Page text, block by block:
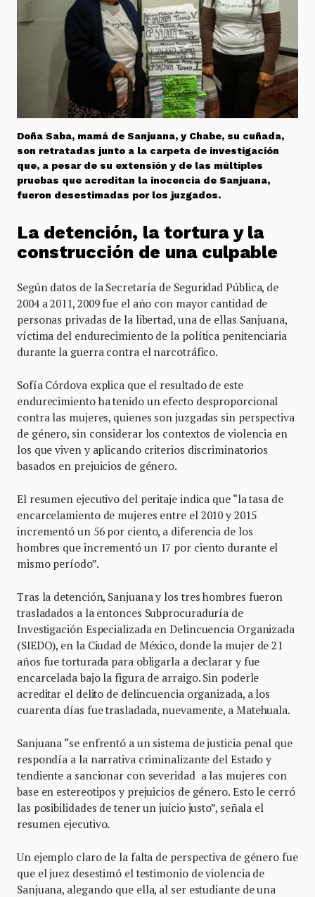
Doña Saba, mamá de Sanjuana, y Chabe, su cuñada,
son retratadas junto a la carpeta de investigación
que, a pesar de su extensión y de las múltiples
pruebas que acreditan la inocencia de Sanjuana,
fueron desestimadas por los juzgados.
La detención, la tortura y la
construcción de una culpable
Según datos de la Secretaría de Seguridad Pública, de
2004 a 2011, 2009 fue el año con mayor cantidad de
personas privadas de la libertad, una de ellas Sanjuana,
víctima del endurecimiento de la política penitenciaria
durante la guerra contra el narcotráfico.
Sofía Córdova explica que el resultado de este
endurecimiento ha tenido un efecto desproporcional
contra las mujeres, quienes son juzgadas sin perspectiva
de género, sin considerar los contextos de violencia en
los que viven y aplicando criterios discriminatorios
basados en prejuicios de género.
El resumen ejecutivo del peritaje indica que “la tasa de
encarcelamiento de mujeres entre el 2010 y 2015
incrementó un 56 por ciento, a diferencia de los
hombres que incrementó un 17 por ciento durante el
mismo período”.
Tras la detención, Sanjuana y los tres hombres fueron
trasladados a la entonces Subprocuraduría de
Investigación Especializada en Delincuencia Organizada
(SIEDO), en la Ciudad de México, donde la mujer de 21
años fue torturada para obligarla a declarar y fue
encarcelada bajo la figura de arraigo. Sin poderle
acreditar el delito de delincuencia organizada, a los
cuarenta días fue trasladada, nuevamente, a Matehuala.
Sanjuana “se enfrentó a un sistema de justicia penal que
respondía a la narrativa criminalizante del Estado y
tendiente a sancionar con severidad a las mujeres con
base en estereotipos y prejuicios de género. Esto le cerró
las posibilidades de tener un juicio justo”, señala el
resumen ejecutivo.
Un ejemplo claro de la falta de perspectiva de género fue
que el juez desestimó el testimonio de violencia de
Sanjuana, alegando que ella, al ser estudiante de una